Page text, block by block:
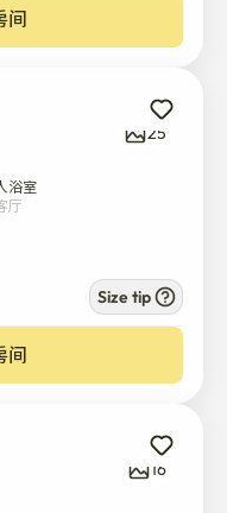
。
况进行变更。
作一居室的新空间,是
。
仓库、洗衣房等
间
25
浴室
厅
Size tip
间
16